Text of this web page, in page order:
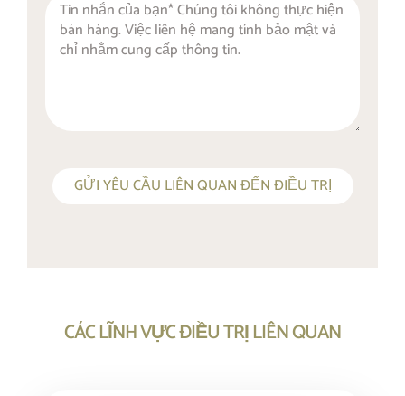
GỬI YÊU CẦU LIÊN QUAN ĐẾN ĐIỀU TRỊ
CÁC LĨNH VỰC ĐIỀU TRỊ LIÊN QUAN